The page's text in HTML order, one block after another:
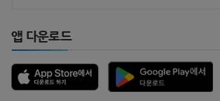
앱 다운로드